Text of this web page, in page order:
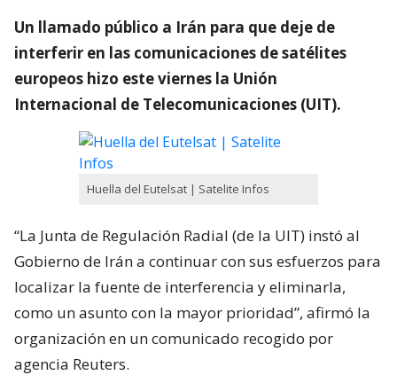
Un llamado público a Irán para que deje de
interferir en las comunicaciones de satélites
europeos hizo este viernes la Unión
Internacional de Telecomunicaciones (UIT).
Huella del Eutelsat | Satelite Infos
“La Junta de Regulación Radial (de la UIT) instó al
Gobierno de Irán a continuar con sus esfuerzos para
localizar la fuente de interferencia y eliminarla,
como un asunto con la mayor prioridad”, afirmó la
organización en un comunicado recogido por
agencia Reuters.